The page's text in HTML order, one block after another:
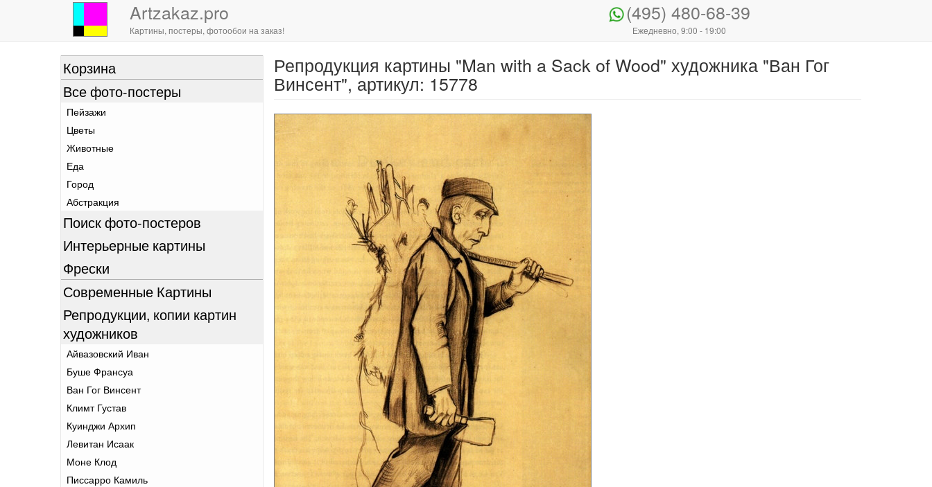
Artzakaz.pro
Картины, постеры, фотообои на заказ!
(495) 480-68-39
Ежедневно, 9:00 - 19:00
Корзина
Все фото-постеры
Пейзажи
Цветы
Животные
Еда
Город
Абстракция
Поиск фото-постеров
Интерьерные картины
Фрески
Современные Картины
Репродукции, копии картин
художников
Айвазовский Иван
Буше Франсуа
Ван Гог Винсент
Климт Густав
Куинджи Архип
Левитан Исаак
Моне Клод
Писсарро Камиль
Репродукция картины "Man with a Sack of Wood" художника "Ван Гог
Винсент", артикул: 15778